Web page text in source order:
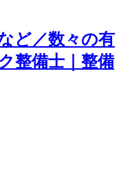
ど／数々の有
整備士｜整備